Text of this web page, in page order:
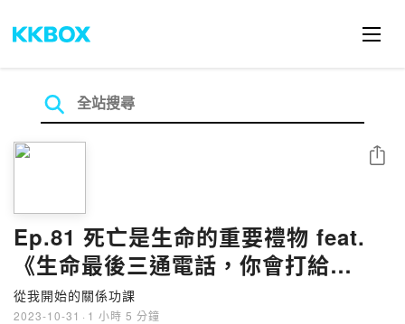
Ep.81 死亡是生命的重要禮物 feat.
《生命最後三通電話，你會打給
誰？》作者郭憲鴻（小冬瓜）
從我開始的關係功課
2023-10-31 · 1 小時 5 分鐘
分享